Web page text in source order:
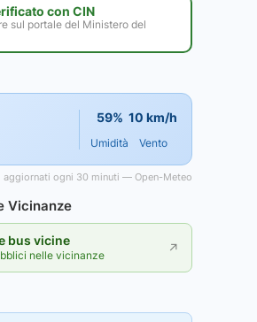
con CIN
sul portale del Ministero del
59%
Umidità
10 km/h
Vento
aggiornati ogni 30 minuti — Open-Meteo
Vicinanze
bus vicine
nelle vicinanze ↗